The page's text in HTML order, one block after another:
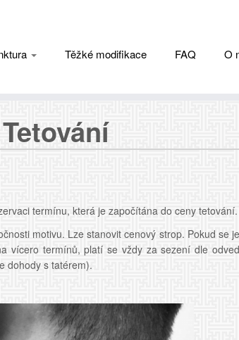
Těžké modifikace FAQ O
Tetování
termínu, která je započítána do ceny tetování.
motivu. Lze stanovit cenový strop. Pokud se
vícero termínů, platí se vždy za sezení dle
dohody s tatérem).